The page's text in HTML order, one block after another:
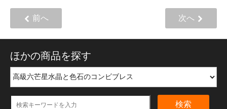
前へ 次へ
ほかの商品を探す
検索